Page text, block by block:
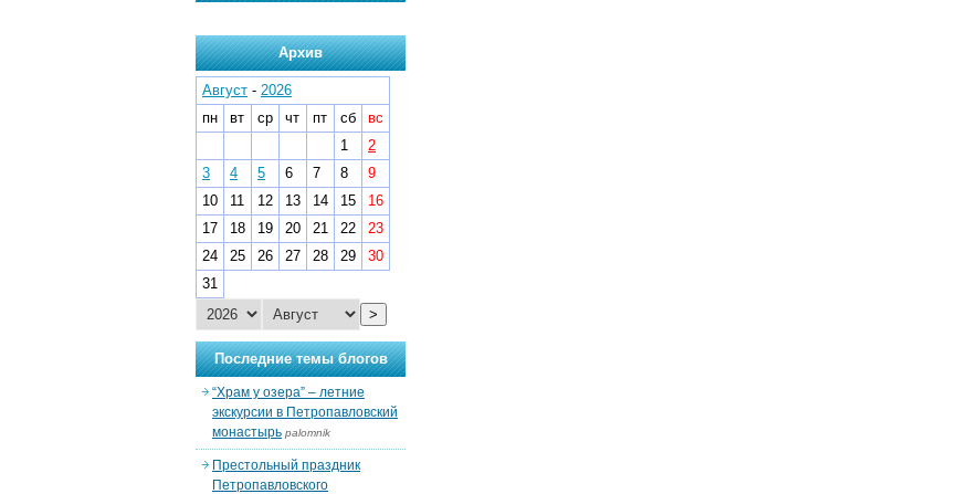
Архив
Август - 2026
пн
вт ср чт пт сб
вс
1
2
3
4 5 6 7 8
9
10
11 12 13 14 15
16
17
18 19 20 21 22
23
24
25 26 27 28 29
30
31
>
Последние темы блогов
“Храм у озера” – летние
экскурсии в Петропавловский
монастырь palomnik
Престольный праздник
Петропавловского